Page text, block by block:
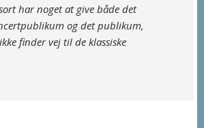
har noget at give både det
og det publikum,
finder vej til de klassiske